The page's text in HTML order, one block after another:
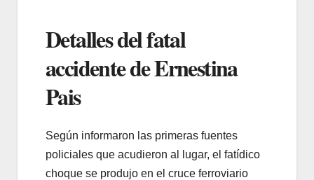
Detalles del fatal
accidente de Ernestina
Pais
Según informaron las primeras fuentes
policiales que acudieron al lugar, el fatídico
choque se produjo en el cruce ferroviario